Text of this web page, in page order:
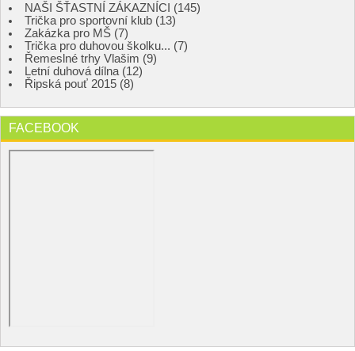
NAŠI ŠŤASTNÍ ZÁKAZNÍCI (145)
Trička pro sportovní klub (13)
Zakázka pro MŠ (7)
Trička pro duhovou školku... (7)
Řemeslné trhy Vlašim (9)
Letní duhová dílna (12)
Řipská pouť 2015 (8)
FACEBOOK